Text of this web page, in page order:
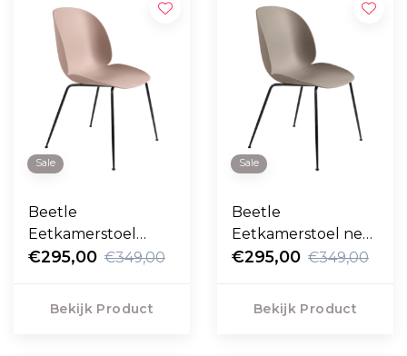
Sale
Beetle
Eetkamerstoel
sweet pink, zwart
€295,00 €349,00
Bekijk Product
Sale
Beetle
Eetkamerstoel new
beige, zwart conic
€295,00 €349,00
Bekijk Product